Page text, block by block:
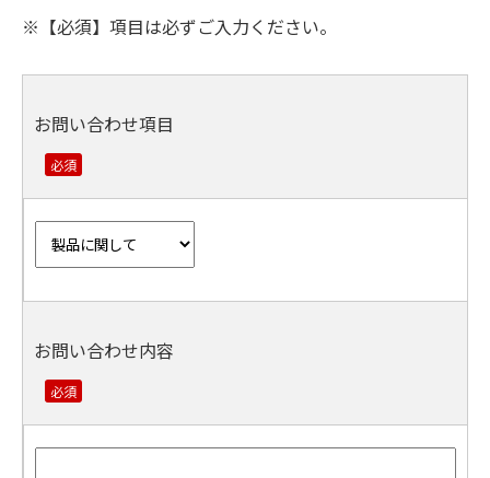
※【必須】項目は必ずご入力ください。
お問い合わせ項目
お問い合わせ内容